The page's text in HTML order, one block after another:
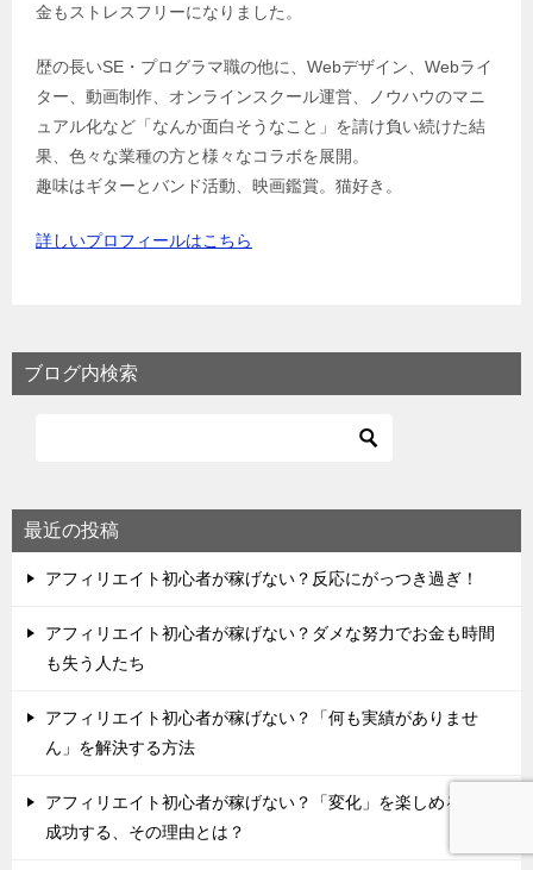
金もストレスフリーになりました。
歴の長いSE・プログラマ職の他に、Webデザイン、Webライ
ター、動画制作、オンラインスクール運営、ノウハウのマニ
ュアル化など「なんか面白そうなこと」を請け負い続けた結
果、色々な業種の方と様々なコラボを展開。
趣味はギターとバンド活動、映画鑑賞。猫好き。
詳しいプロフィールはこちら
ブログ内検索
最近の投稿
アフィリエイト初心者が稼げない？反応にがっつき過ぎ！
アフィリエイト初心者が稼げない？ダメな努力でお金も時間
も失う人たち
アフィリエイト初心者が稼げない？「何も実績がありませ
ん」を解決する方法
アフィリエイト初心者が稼げない？「変化」を楽しめる人が
成功する、その理由とは？